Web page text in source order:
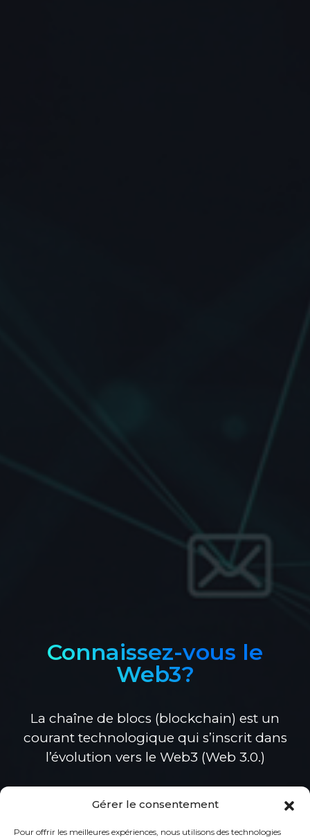
Gérer le consentement
Pour offrir les meilleures expériences, nous utilisons des technologies
Connaissez-vous le
Web3?
La chaîne de blocs (blockchain) est un
courant technologique qui s’inscrit dans
l’évolution vers le Web3 (Web 3.0.)
En savoir plus